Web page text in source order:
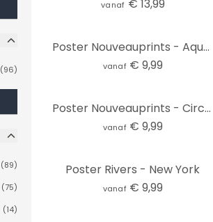
(96)
(89)
(75)
(14)
vanaf € 13,99
Poster Nouveauprints - Aqua Squares
vanaf € 9,99
Poster Nouveauprints - Circles and Triangles
vanaf € 9,99
Poster Rivers - New York
vanaf € 9,99